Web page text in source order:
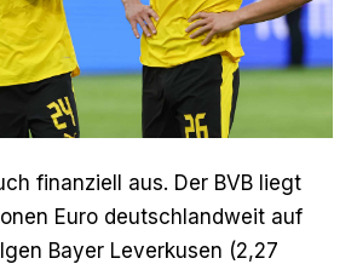
finanziell aus. Der BVB liegt
Euro deutschlandweit auf
Bayer Leverkusen (2,27